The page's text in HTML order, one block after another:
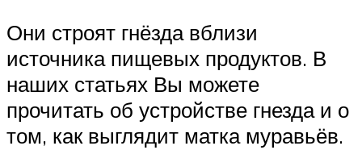
Они строят гнёзда вблизи
источника пищевых продуктов. В
наших статьях Вы можете
прочитать об устройстве гнезда и о
том, как выглядит матка муравьёв.